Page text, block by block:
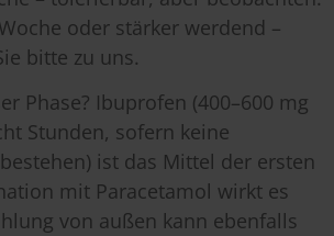
oder stärker werdend –
bitte zu uns.
Phase? Ibuprofen (400–600 mg
Stunden, sofern keine
ist das Mittel der ersten
mit Paracetamol wirkt es
von außen kann ebenfalls